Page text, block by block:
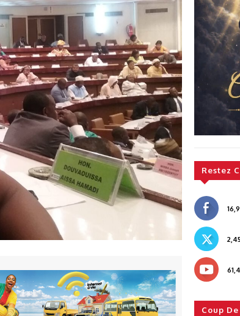
Restez
Coup